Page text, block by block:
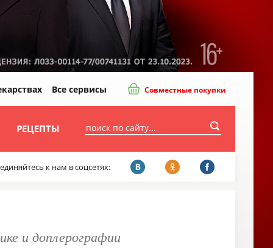
РЕЦЕПТЫ
Все сервисы Совместные покупки
к нам в соцсетях:
и доплерографии